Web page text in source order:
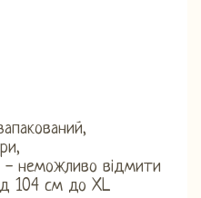
- неможливо відмити
104 см до XL